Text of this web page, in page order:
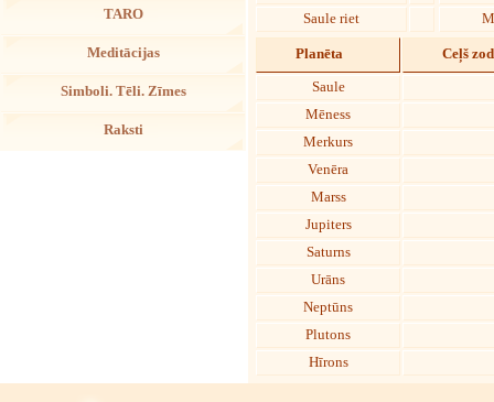
TARO
Meditācijas
Simboli. Tēli. Zīmes
Raksti
Saule riet
Planēta Ceļš
Saule
Mēness
Merkurs
Venēra
Marss
Jupiters
Saturns
Urāns
Neptūns
Plutons
Hīrons